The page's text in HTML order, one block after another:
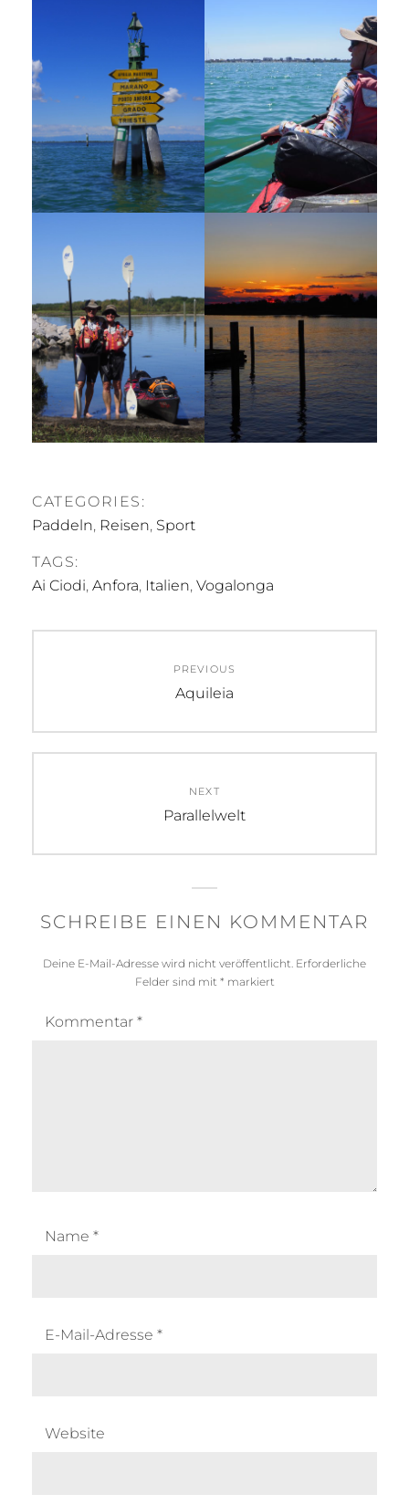
CATEGORIES:
Paddeln, Reisen, Sport
TAGS:
Ai Ciodi, Anfora, Italien, Vogalonga
PREVIOUS
Previous
Aquileia
NEXT
Next
Parallelwelt
SCHREIBE EINEN KOMMENTAR
Deine E-Mail-Adresse wird nicht veröffentlicht. Erforderliche
Felder sind mit * markiert
Kommentar *
Name *
E-Mail-Adresse *
Website